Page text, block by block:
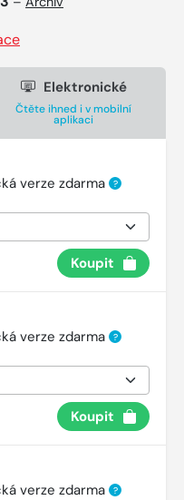
Elektronické
Čtěte ihned i v mobilní
aplikaci
verze zdarma ?
Koupit
verze zdarma ?
Koupit
verze zdarma ?